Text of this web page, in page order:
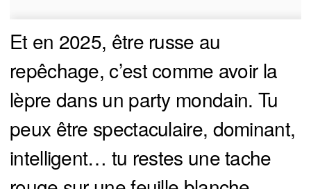
Et en 2025, être russe au
repêchage, c’est comme avoir la
lèpre dans un party mondain. Tu
peux être spectaculaire, dominant,
intelligent… tu restes une tache